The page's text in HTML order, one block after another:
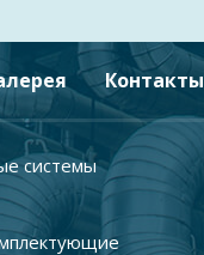
Контакты
системы